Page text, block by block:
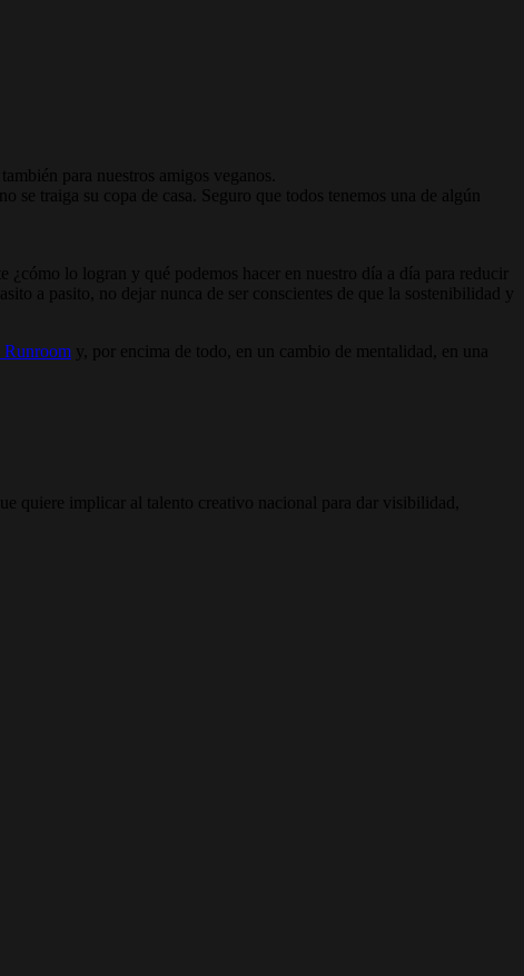
para nuestros amigos veganos.
traiga su copa de casa. Seguro que todos tenemos una de algún
¿cómo lo logran y qué podemos hacer en nuestro día a día para reducir
a pasito, no dejar nunca de ser conscientes de que la sostenibilidad y
Runroom y, por encima de todo, en un cambio de mentalidad, en una
quiere implicar al talento creativo nacional para dar visibilidad,